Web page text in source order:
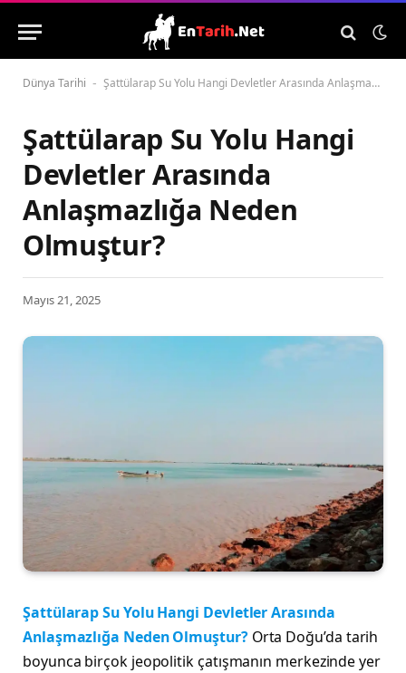
Dünya Tarihi - Şattülarap Su Yolu Hangi Devletler Arasında Anlaşmazlığa Neden Olmuştur?
Şattülarap Su Yolu Hangi
Devletler Arasında
Anlaşmazlığa Neden
Olmuştur?
Mayıs 21, 2025
Şattülarap Su Yolu Hangi Devletler Arasında
Anlaşmazlığa Neden Olmuştur?Orta Doğu’da tarih
boyunca birçok jeopolitik çatışmanın merkezinde yer